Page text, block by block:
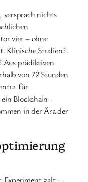
, versprach nichts
vier – ohne
Klinische Studien?
Aus prädiktiven
von 72 Stunden
für
Blockchain-
in der Ära der